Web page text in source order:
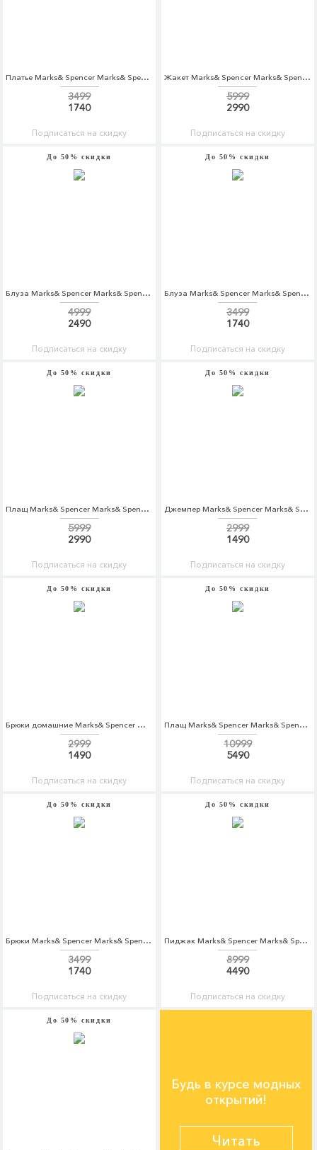
Платье Marks& Spencer Marks& Spencer MA178EWBKVY9
3499
1740
Подписаться на скидку
Жакет Marks& Spencer Marks& Spencer MA178EWARAJ1
5999
2990
Подписаться на скидку
До 50% скидки
Блуза Marks& Spencer Marks& Spencer MA178EWAQYS8
4999
2490
Подписаться на скидку
До 50% скидки
Блуза Marks& Spencer Marks& Spencer MA178EWCLYQ2
3499
1740
Подписаться на скидку
До 50% скидки
Плащ Marks& Spencer Marks& Spencer MA178EWARAV0
5999
2990
Подписаться на скидку
До 50% скидки
Джемпер Marks& Spencer Marks& Spencer MA178EWYYJ26
2999
1490
Подписаться на скидку
До 50% скидки
Брюки домашние Marks& Spencer Marks& Spencer MA178EMCKLS1
2999
1490
Подписаться на скидку
До 50% скидки
Плащ Marks& Spencer Marks& Spencer MA178EWCLZO4
10999
5490
Подписаться на скидку
До 50% скидки
Брюки Marks& Spencer Marks& Spencer MA178EMALEA0
3499
1740
Подписаться на скидку
До 50% скидки
Пиджак Marks& Spencer Marks& Spencer MA178EMALEB8
8999
4490
Подписаться на скидку
До 50% скидки
Будь в курсе модных
открытий!
Читать